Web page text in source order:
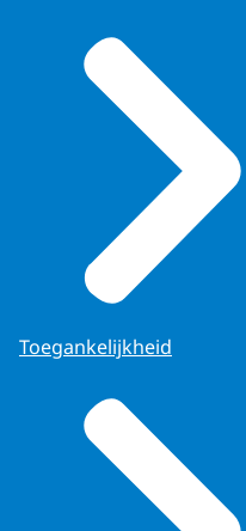
Toegankelijkheid